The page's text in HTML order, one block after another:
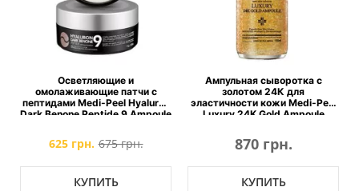
Осветляющие и
омолаживающие патчи с
пептидами Medi-Peel Hyaluron
Dark Benone Peptide 9 Ampoule
625 грн. 675 грн.
КУПИТЬ
Ампульная сыворотка с
золотом 24К для
эластичности кожи Medi-Peel
Luxury 24K Gold Ampoule
870 грн.
КУПИТЬ